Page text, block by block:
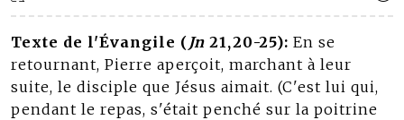
Texte de l'Évangile ( Jn 21,20-25): En se
retournant, Pierre aperçoit, marchant à leur
suite, le disciple que Jésus aimait. (C'est lui qui,
pendant le repas, s'était penché sur la poitrine